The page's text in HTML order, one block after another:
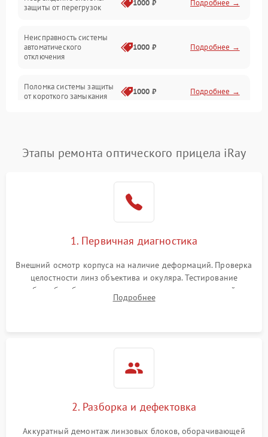
Электропитание
Механика
Корпус/Герметичность
защиты от перегрузок
1000 ₽ Подробнее →
Неисправность системы
автоматического
отключения
1000 ₽ Подробнее →
Поломка системы защиты
от короткого замыкания
1000 ₽ Подробнее →
1000 ₽
защиты от перегрева
Поломка системы защиты
1000 ₽
Этапы ремонта оптического прицела iRay
1. Первичная диагностика
Внешний осмотр корпуса на наличие деформаций. Проверка
целостности линз объектива и окуляра. Тестирование
работы барабанчиков ввода поправок, кольца отстройки
параллакса и зума. Выявление сколов, внутренних
Подробнее
2. Разборка и дефектовка
Аккуратный демонтаж линзовых блоков, оборачивающей